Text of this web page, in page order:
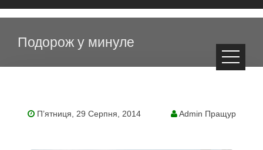
Подорож у минуле
П’ятниця, 29 Серпня, 2014 Admin Пращур